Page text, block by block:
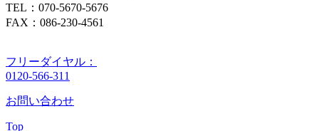
TEL：070-5670-5676
FAX：086-230-4561
フリーダイヤル：
0120-566-311
お問い合わせ
Top